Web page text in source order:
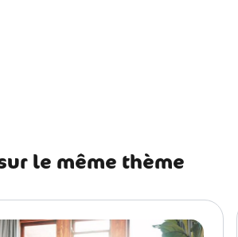
: histoire, caractère, alimentation,
le même thème